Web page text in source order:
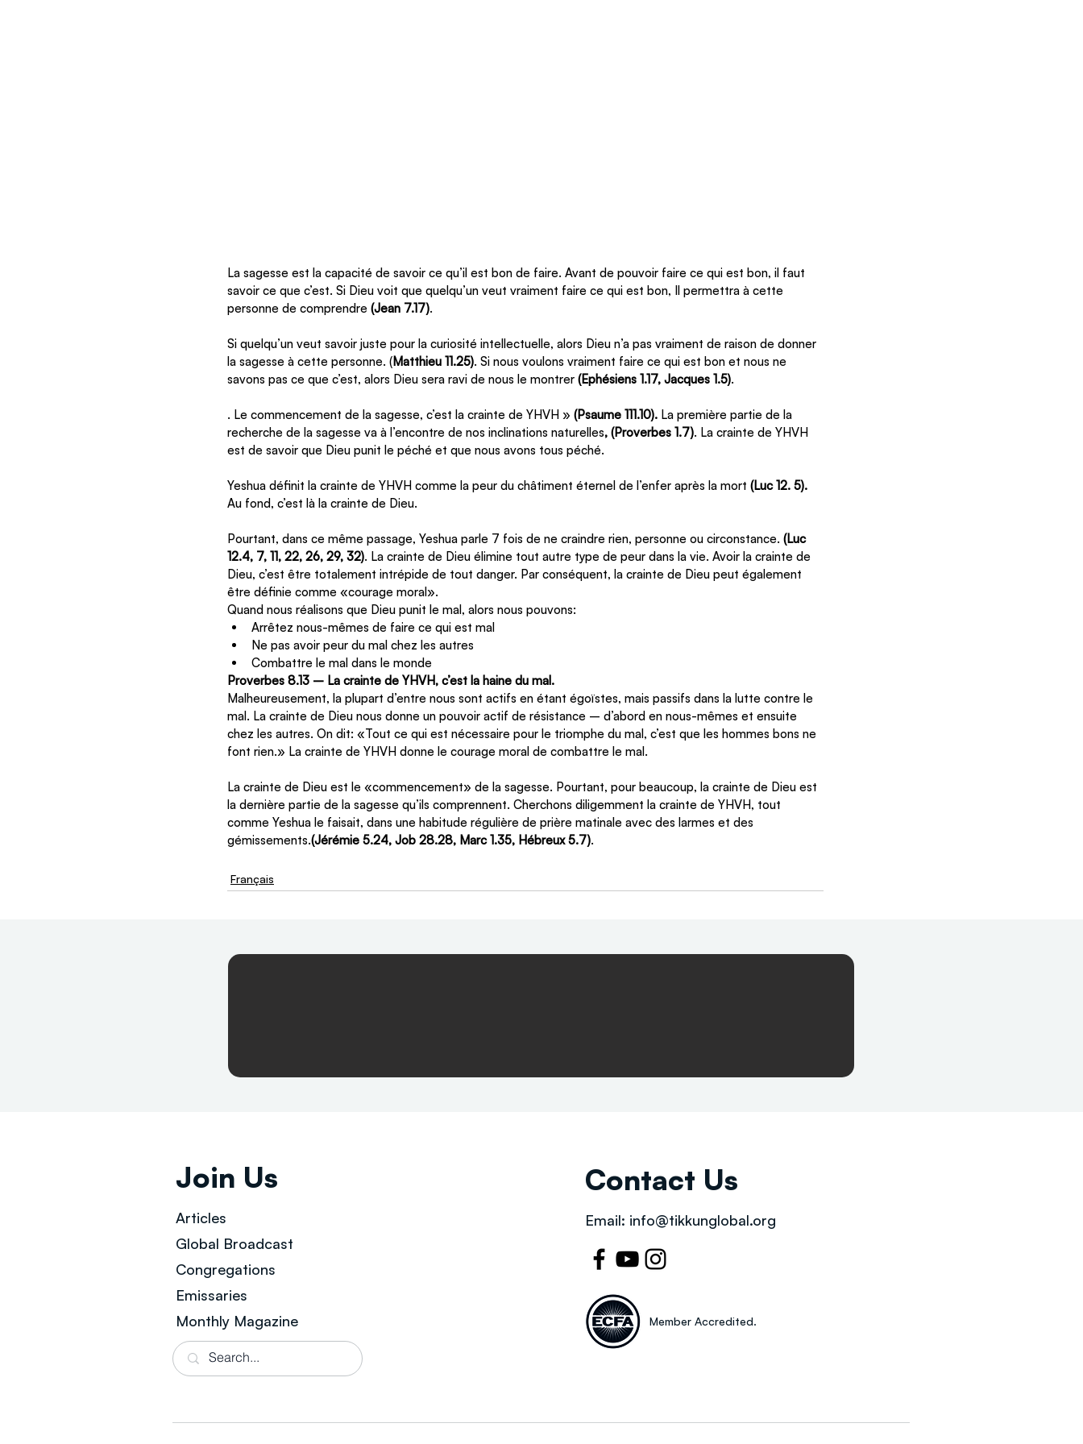
La sagesse est la capacité de savoir ce qu’il est bon de faire. Avant de pouvoir faire ce qui est bon, il faut
savoir ce que c’est. Si Dieu voit que quelqu’un veut vraiment faire ce qui est bon, Il permettra à cette
personne de comprendre (Jean 7.17).
Si quelqu’un veut savoir juste pour la curiosité intellectuelle, alors Dieu n’a pas vraiment de raison de donner
la sagesse à cette personne. (Matthieu 11.25). Si nous voulons vraiment faire ce qui est bon et nous ne
savons pas ce que c’est, alors Dieu sera ravi de nous le montrer (Ephésiens 1.17, Jacques 1.5).
. Le commencement de la sagesse, c’est la crainte de YHVH » (Psaume 111.10). La première partie de la
recherche de la sagesse va à l’encontre de nos inclinations naturelles, (Proverbes 1.7). La crainte de YHVH
est de savoir que Dieu punit le péché et que nous avons tous péché.
Yeshua définit la crainte de YHVH comme la peur du châtiment éternel de l’enfer après la mort (Luc 12. 5).
Au fond, c’est là la crainte de Dieu.
Pourtant, dans ce même passage, Yeshua parle 7 fois de ne craindre rien, personne ou circonstance. (Luc
12.4, 7, 11, 22, 26, 29, 32). La crainte de Dieu élimine tout autre type de peur dans la vie. Avoir la crainte de
Dieu, c’est être totalement intrépide de tout danger. Par conséquent, la crainte de Dieu peut également
être définie comme «courage moral».
Quand nous réalisons que Dieu punit le mal, alors nous pouvons:
Arrêtez nous-mêmes de faire ce qui est mal
Ne pas avoir peur du mal chez les autres
Combattre le mal dans le monde
Proverbes 8.13 – La crainte de YHVH, c’est la haine du mal.
Malheureusement, la plupart d’entre nous sont actifs en étant égoïstes, mais passifs dans la lutte contre le
mal. La crainte de Dieu nous donne un pouvoir actif de résistance – d’abord en nous-mêmes et ensuite
chez les autres. On dit: «Tout ce qui est nécessaire pour le triomphe du mal, c’est que les hommes bons ne
font rien.» La crainte de YHVH donne le courage moral de combattre le mal.
La crainte de Dieu est le «commencement» de la sagesse. Pourtant, pour beaucoup, la crainte de Dieu est
la dernière partie de la sagesse qu’ils comprennent. Cherchons diligemment la crainte de YHVH, tout
comme Yeshua le faisait, dans une habitude régulière de prière matinale avec des larmes et des
gémissements.(Jérémie 5.24, Job 28.28, Marc 1.35, Hébreux 5.7).
Français
Join Us
Articles
Global Broadcast
Congregations
Emissaries
Monthly Magazine
Contact Us
Email: info@tikkunglobal.org
Member Accredited.